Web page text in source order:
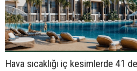
Hava sıcaklığı iç kesimlerde 41